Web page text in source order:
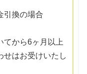
引換の場合
てから6ヶ月以上
せはお受けいたし